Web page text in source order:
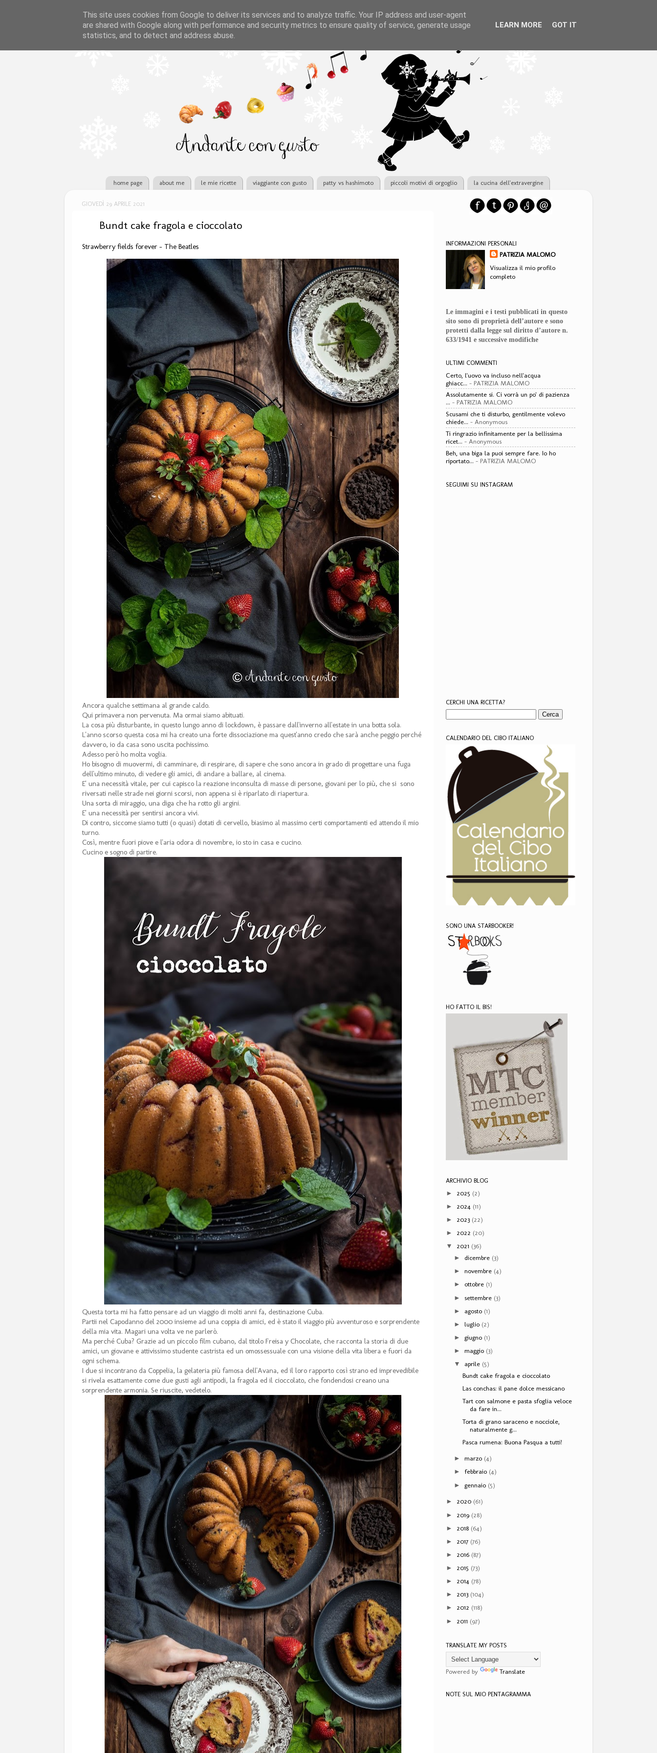
home page about me le mie ricette viaggiante con gusto patty vs hashimoto piccoli motivi di orgoglio la cucina dell'extravergine
GIOVEDÌ 29 APRILE 2021
Bundt cake fragola e cioccolato
Strawberry fields forever - The Beatles
Ancora qualche settimana al grande caldo.
Qui primavera non pervenuta. Ma ormai siamo abituati.
La cosa più disturbante, in questo lungo anno di lockdown, è passare dall'inverno all'estate in una botta sola.
L'anno scorso questa cosa mi ha creato una forte dissociazione ma quest'anno credo che sarà anche peggio perché
davvero, io da casa sono uscita pochissimo.
Adesso però ho molta voglia.
Ho bisogno di muovermi, di camminare, di respirare, di sapere che sono ancora in grado di progettare una fuga
dell'ultimo minuto, di vedere gli amici, di andare a ballare, al cinema.
E' una necessità vitale, per cui capisco la reazione inconsulta di masse di persone, giovani per lo più, che si sono
riversati nelle strade nei giorni scorsi, non appena si è riparlato di riapertura.
Una sorta di miraggio, una diga che ha rotto gli argini.
E' una necessità per sentirsi ancora vivi.
Di contro, siccome siamo tutti (o quasi) dotati di cervello, biasimo al massimo certi comportamenti ed attendo il mio
turno.
Così, mentre fuori piove e l'aria odora di novembre, io sto in casa e cucino.
Cucino e sogno di partire.
Questa torta mi ha fatto pensare ad un viaggio di molti anni fa, destinazione Cuba.
Partii nel Capodanno del 2000 insieme ad una coppia di amici, ed è stato il viaggio più avventuroso e sorprendente
della mia vita. Magari una volta ve ne parlerò.
Ma perché Cuba? Grazie ad un piccolo film cubano, dal titolo Freisa y Chocolate, che racconta la storia di due
amici, un giovane e attivissimo studente castrista ed un omossessuale con una visione della vita libera e fuori da
ogni schema.
I due si incontrano da Coppelia, la gelateria più famosa dell'Avana, ed il loro rapporto così strano ed imprevedibile
si rivela esattamente come due gusti agli antipodi, la fragola ed il cioccolato, che fondendosi creano una
sorprendente armonia. Se riuscite, vedetelo.
INFORMAZIONI PERSONALI
PATRIZIA MALOMO
Visualizza il mio profilo
completo
Le immagini e i testi pubblicati in questo
sito sono di proprietà dell’autore e sono
protetti dalla legge sul diritto d’autore n.
633/1941 e successive modifiche
ULTIMI COMMENTI
Certo, l'uovo va incluso nell'acqua
ghiacc... - PATRIZIA MALOMO
Assolutamente si. Ci vorrà un po' di pazienza
... - PATRIZIA MALOMO
Scusami che ti disturbo, gentilmente volevo
chiede... - Anonymous
Ti ringrazio infinitamente per la bellissima
ricet... - Anonymous
Beh, una biga la puoi sempre fare. Io ho
riportato... - PATRIZIA MALOMO
SEGUIMI SU INSTAGRAM
CERCHI UNA RICETTA?
CALENDARIO DEL CIBO ITALIANO
SONO UNA STARBOOKER!
HO FATTO IL BIS!
ARCHIVIO BLOG
► 2025 (2)
► 2024 (11)
► 2023 (22)
► 2022 (20)
▼ 2021 (36)
► dicembre (3)
►novembre (4)
► ottobre (1)
► settembre (3)
► agosto (1)
►luglio (2)
► giugno (1)
►maggio (3)
▼ aprile (5)
Bundt cake fragola e cioccolato
Las conchas: il pane dolce messicano
Tart con salmone e pasta sfoglia veloce
da fare in...
Torta di grano saraceno e nocciole,
naturalmente g...
Pasca rumena: Buona Pasqua a tutti!
►marzo (4)
►febbraio (4)
► gennaio (5)
► 2020 (61)
► 2019 (28)
► 2018 (64)
► 2017 (76)
► 2016 (87)
► 2015 (73)
► 2014 (78)
► 2013 (104)
► 2012 (118)
► 2011 (97)
TRANSLATE MY POSTS
Powered by Translate
NOTE SUL MIO PENTAGRAMMA
This site uses cookies from Google to deliver its services and to analyze traffic. Your IP address and user-agent
are shared with Google along with performance and security metrics to ensure quality of service, generate usage
statistics, and to detect and address abuse.
LEARN MORE GOT IT